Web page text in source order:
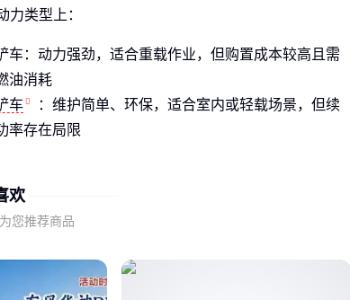
力类型上：
车：动力强劲，适合重载作业，但购置成本较高且需
油消耗
车
：维护简单、环保，适合室内或轻载场景，但续
率存在局限
高端产品会使用锰钢加固框架和品牌液压系统，这种
在长期高强度使用时尤为明显。
工况适配能力，普通农用场景反而可能造成性能浪
欢
您推荐商品